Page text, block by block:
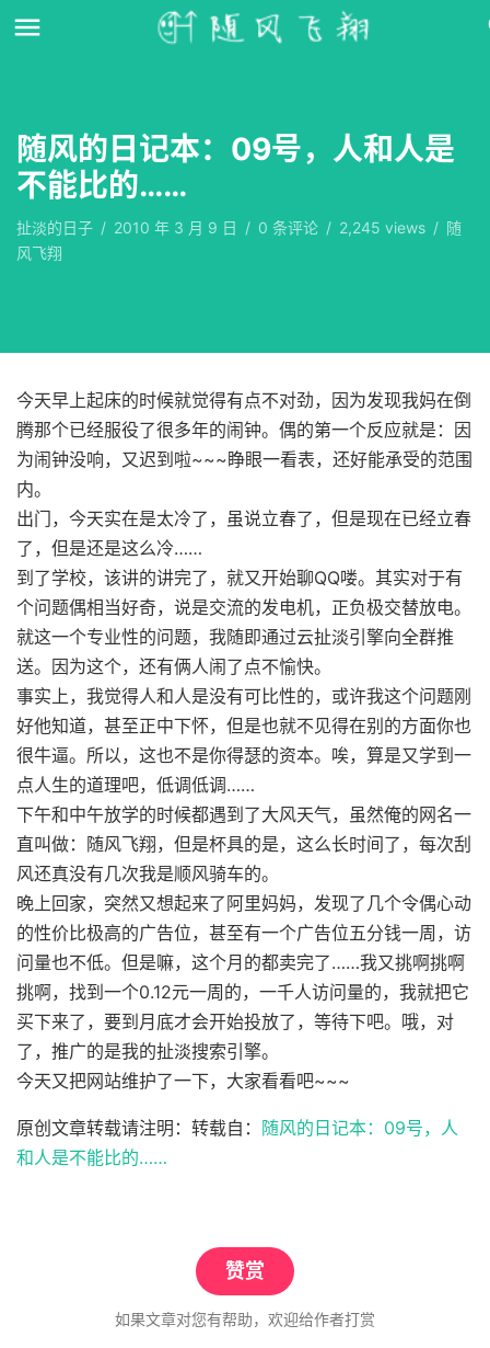
随风的日记本：09号，人和人是
不能比的……
扯淡的日子 / 2010 年 3 月 9 日 / 0 条评论 / 2,245 views / 随
风飞翔
今天早上起床的时候就觉得有点不对劲，因为发现我妈在倒
腾那个已经服役了很多年的闹钟。偶的第一个反应就是：因
为闹钟没响，又迟到啦~~~睁眼一看表，还好能承受的范围
内。
出门，今天实在是太冷了，虽说立春了，但是现在已经立春
了，但是还是这么冷……
到了学校，该讲的讲完了，就又开始聊QQ喽。其实对于有
个问题偶相当好奇，说是交流的发电机，正负极交替放电。
就这一个专业性的问题，我随即通过云扯淡引擎向全群推
送。因为这个，还有俩人闹了点不愉快。
事实上，我觉得人和人是没有可比性的，或许我这个问题刚
好他知道，甚至正中下怀，但是也就不见得在别的方面你也
很牛逼。所以，这也不是你得瑟的资本。唉，算是又学到一
点人生的道理吧，低调低调……
下午和中午放学的时候都遇到了大风天气，虽然俺的网名一
直叫做：随风飞翔，但是杯具的是，这么长时间了，每次刮
风还真没有几次我是顺风骑车的。
晚上回家，突然又想起来了阿里妈妈，发现了几个令偶心动
的性价比极高的广告位，甚至有一个广告位五分钱一周，访
问量也不低。但是嘛，这个月的都卖完了……我又挑啊挑啊
挑啊，找到一个0.12元一周的，一千人访问量的，我就把它
买下来了，要到月底才会开始投放了，等待下吧。哦，对
了，推广的是我的扯淡搜索引擎。
今天又把网站维护了一下，大家看看吧~~~
原创文章转载请注明：转载自： 随风的日记本：09号，人
和人是不能比的……
赞赏
如果文章对您有帮助，欢迎给作者打赏